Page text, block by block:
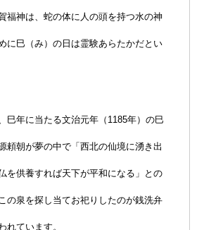
福神は、蛇の体に人の頭を持つ水の神
に巳（み）の日は霊験あらたかだとい
巳年に当たる文治元年（1185年）の巳
頼朝が夢の中で「西北の仙境に湧き出
を供養すれば天下が平和になる」との
の泉を探し当てお祀りしたのが銭洗弁
れています。